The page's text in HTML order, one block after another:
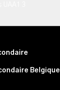
Belgique